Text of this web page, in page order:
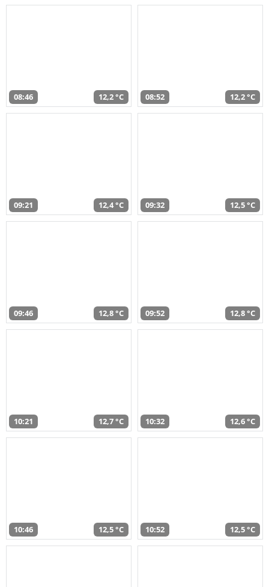
08:46 12,2 °C 08:52 12,2 °C
09:21 12,4 °C 09:32 12,5 °C
09:46 12,8 °C 09:52 12,8 °C
10:21 12,7 °C 10:32 12,6 °C
10:46 12,5 °C 10:52 12,5 °C